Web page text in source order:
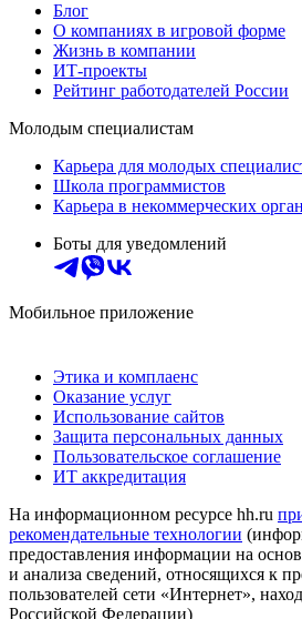
Блог
О компаниях в игровой форме
Жизнь в компании
ИТ-проекты
Рейтинг работодателей России
Молодым специалистам
Карьера для молодых
Школа программистов
Карьера в некоммерческих
Боты для уведомлений
Мобильное приложение
Этика и комплаенс
Оказание услуг
Использование сайтов
Защита персональных данных
Пользовательское соглашение
ИТ аккредитация
На информационном ресурсе hh.ru
рекомендательные технологии
предоставления информации на
и анализа сведений, относящихся к
пользователей сети «Интернет»,
Российской Федерации)